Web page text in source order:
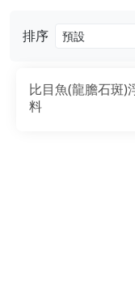
排序
比目魚(龍膽石斑)
料